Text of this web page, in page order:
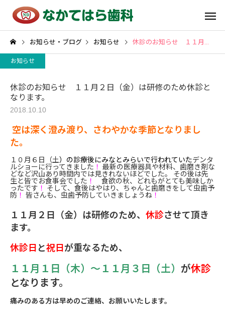
お知らせ・ブログ お知らせ 休診のお知らせ １１月２日（金）は研修のため休診となります。
お知らせ
休診のお知らせ １１月２日（金）は研修のため休診と
なります。
2018.10.10
空は深く澄み渡り、さわやかな季節となりまし
た。
１０月６日（土）の診療後にみなとみらいで行われていたデンタ
ルショーに行ってきました ！ 最新の医療器具や材料、歯磨き剤な
どなど沢山あり時間内では見きれないほどでした。 その後は先
生と皆でお食事会でした ！
食欲の秋、どれもがとても美味しか
ったです ！
そして、食後はやはり、ちゃんと歯磨きをして虫歯予
防 ！ 皆さんも、虫歯予防していきましょうね ！
１１月２日（金）は研修のため、 休診させて頂き
ます。
休診日 と祝日 が重なるため、
１１月１日（木）～１１月３日（土） が休診
となります。
痛みのある方は早めのご連絡、お願いいたします。